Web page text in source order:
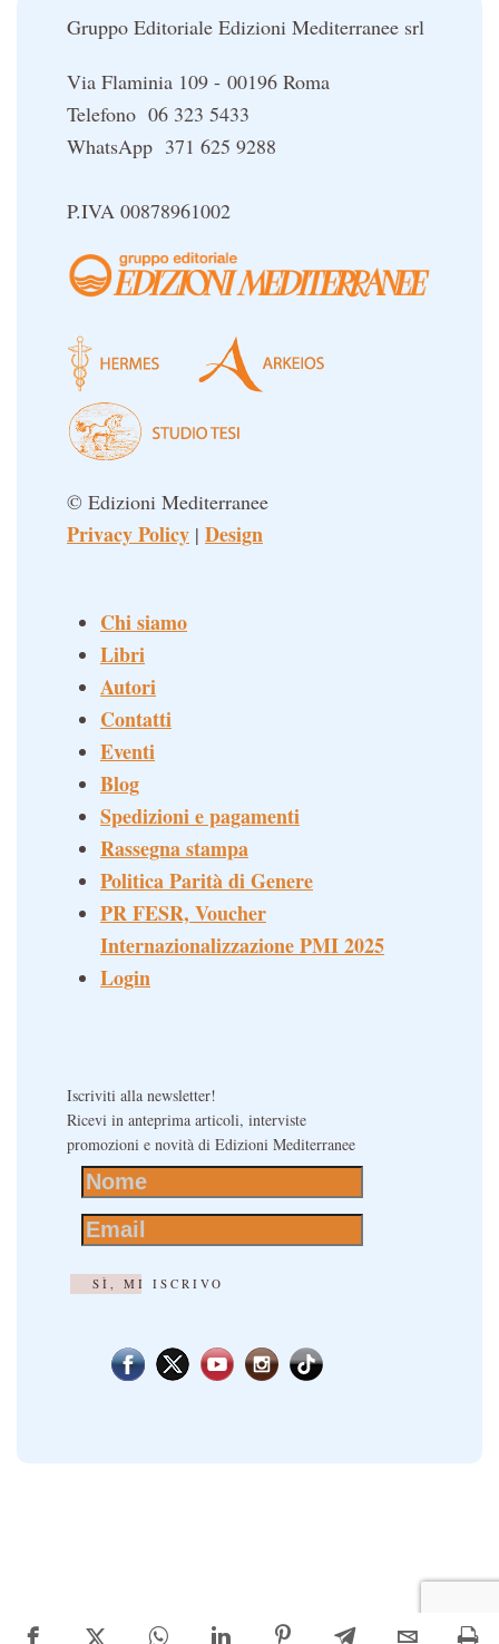
Gruppo Editoriale Edizioni Mediterranee srl
Via Flaminia 109 - 00196 Roma
Telefono 06 323 5433
WhatsApp 371 625 9288
P.IVA 00878961002
© Edizioni Mediterranee
Privacy Policy | Design
Chi siamo
Libri
Autori
Contatti
Eventi
Blog
Spedizioni e pagamenti
Rassegna stampa
Politica Parità di Genere
PR FESR, Voucher
Internazionalizzazione PMI 2025
Login
Iscriviti alla newsletter!
Ricevi in anteprima articoli, interviste
promozioni e novità di Edizioni Mediterranee
SÌ, MI ISCRIVO